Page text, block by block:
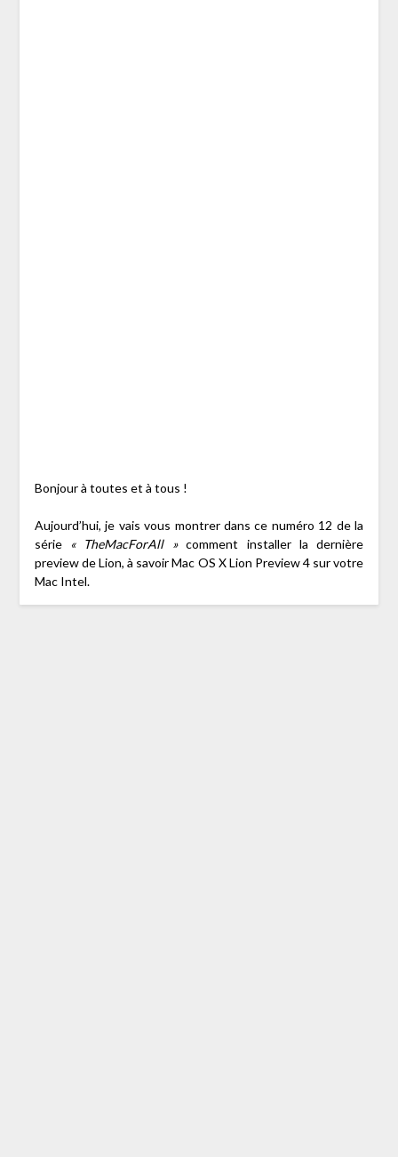
Bonjour à toutes et à tous !
Aujourd’hui, je vais vous montrer dans ce numéro 12 de la
série
« TheMacForAll »comment installer la dernière
preview de Lion, à savoir Mac OS X Lion Preview 4 sur votre
Mac Intel.